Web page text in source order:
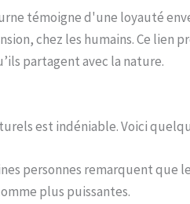
témoigne d'une loyauté
chez les humains. Ce
partagent avec la nature.
est indéniable. Voici
personnes remarquent
plus puissantes.